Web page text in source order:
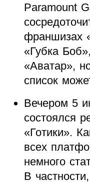
Paramount
франшизах
«Губка
«Аватар»,
список
Вечером 5
состоялся
«Готики».
всех
немного
В